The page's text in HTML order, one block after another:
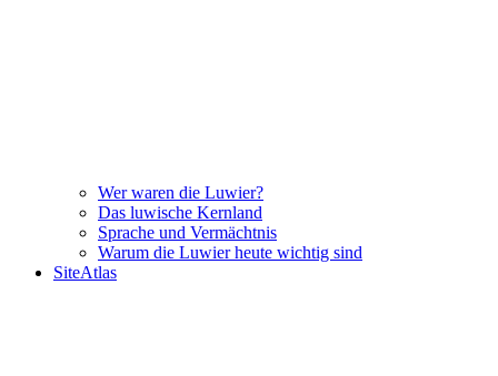
Wer waren die Luwier?
Das luwische Kernland
Sprache und Vermächtnis
Warum die Luwier heute wichtig sind
SiteAtlas